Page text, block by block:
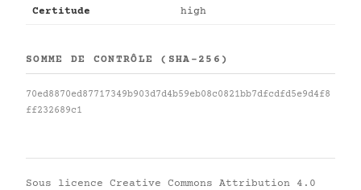
Certitude high
SOMME DE CONTRÔLE (SHA-256)
70ed8870ed87717349b903d7d4b59eb08c0821bb7dfcdfd5e9d4f8
ff232689c1
Sous licence Creative Commons Attribution 4.0